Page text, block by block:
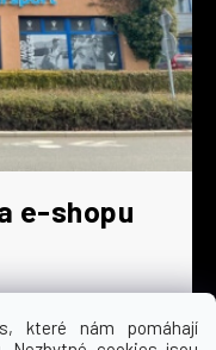
které nám pomáhají
e-shopu